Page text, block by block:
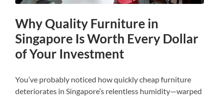
Why Quality Furniture in
Singapore Is Worth Every Dollar
of Your Investment
You’ve probably noticed how quickly cheap furniture
deteriorates in Singapore’s relentless humidity—warped